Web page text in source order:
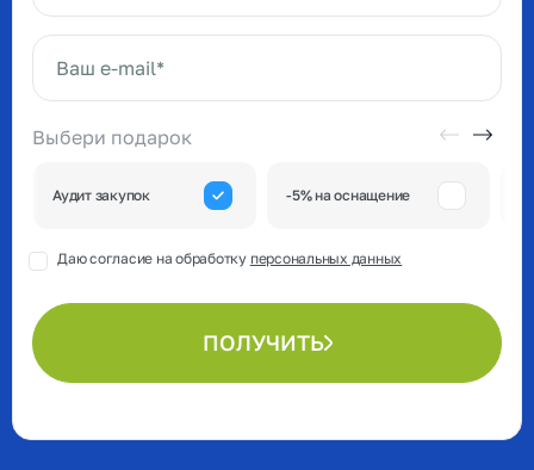
Выбери подарок
Аудит закупок -5% на оснащение
Даю согласие на обработку персональных данных
ПОЛУЧИТЬ